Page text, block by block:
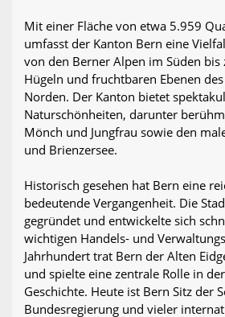
Mit einer Fläche von etwa 5.959
umfasst der Kanton Bern eine
von den Berner Alpen im Süden bis
Hügeln und fruchtbaren Ebenen
Norden. Der Kanton bietet
Naturschönheiten, darunter
Mönch und Jungfrau sowie den
und Brienzersee.
Historisch gesehen hat Bern eine
bedeutende Vergangenheit. Die
gegründet und entwickelte sich
wichtigen Handels- und
Jahrhundert trat Bern der Alten
und spielte eine zentrale Rolle in
Geschichte. Heute ist Bern Sitz der
Bundesregierung und vieler